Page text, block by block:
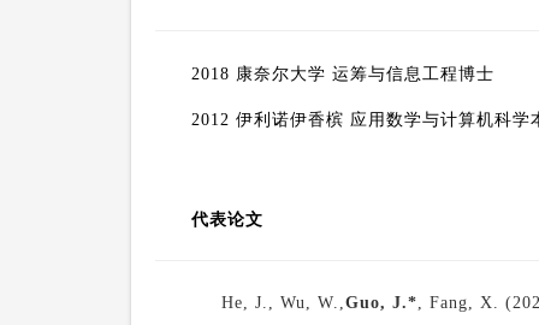
2018 康奈尔大学 运筹与信息工程博士
2012 伊利诺伊香槟 应用数学与计算机科学
代表论文
He, J., Wu, W., Guo, J.* , Fang, X.